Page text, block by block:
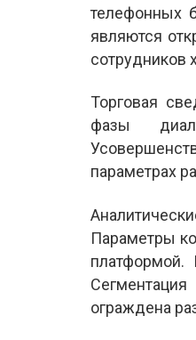
телефонных
являются
сотрудников
Торговая
фазы
параметрах
Параметры
платформой.
ограждена